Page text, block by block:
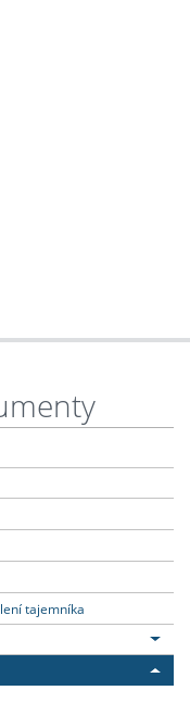
tajemníka